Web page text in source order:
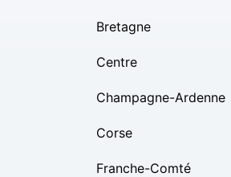
Bretagne
Centre
Champagne-Ardenne
Corse
Franche-Comté